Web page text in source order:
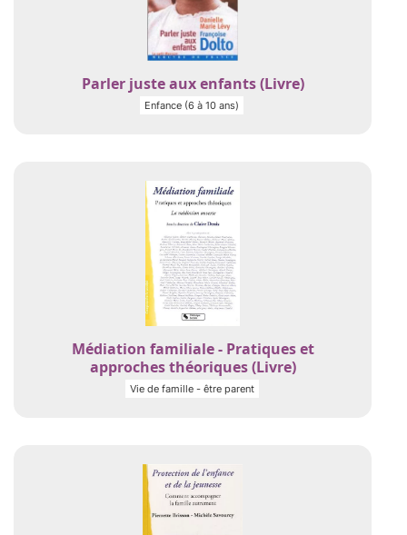
Parler juste aux enfants (Livre)
Enfance (6 à 10 ans)
Médiation familiale - Pratiques et
approches théoriques (Livre)
Vie de famille - être parent